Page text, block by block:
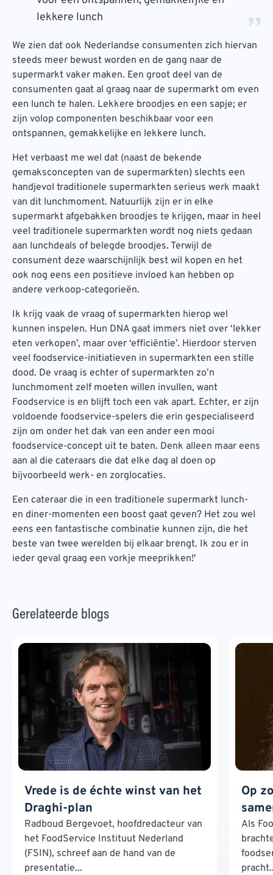
lekkere lunch
We zien dat ook Nederlandse consumenten zich hiervan
steeds meer bewust worden en de gang naar de
supermarkt vaker maken. Een groot deel van de
consumenten gaat al graag naar de supermarkt om even
een lunch te halen. Lekkere broodjes en een sapje; er
zijn volop componenten beschikbaar voor een
ontspannen, gemakkelijke en lekkere lunch.
Het verbaast me wel dat (naast de bekende
gemaksconcepten van de supermarkten) slechts een
handjevol traditionele supermarkten serieus werk maakt
van dit lunchmoment. Natuurlijk zijn er in elke
supermarkt afgebakken broodjes te krijgen, maar in heel
veel traditionele supermarkten wordt nog niets gedaan
aan lunchdeals of belegde broodjes. Terwijl de
consument deze waarschijnlijk best wil kopen en het
ook nog eens een positieve invloed kan hebben op
andere verkoop-categorieën.
Ik krijg vaak de vraag of supermarkten hierop wel
kunnen inspelen. Hun DNA gaat immers niet over ‘lekker
eten verkopen’, maar over ‘efficiëntie’. Hierdoor sterven
veel foodservice-initiatieven in supermarkten een stille
dood. De vraag is echter of supermarkten zo’n
lunchmoment zelf moeten willen invullen, want
Foodservice is en blijft toch een vak apart. Echter, er zijn
voldoende foodservice-spelers die erin gespecialiseerd
zijn om onder het dak van een ander een mooi
foodservice-concept uit te baten. Denk alleen maar eens
aan al die cateraars die dat elke dag al doen op
bijvoorbeeld werk- en zorglocaties.
Een cateraar die in een traditionele supermarkt lunch-
en diner-momenten een boost gaat geven? Het zou wel
eens een fantastische combinatie kunnen zijn, die het
beste van twee werelden bij elkaar brengt. Ik zou er in
ieder geval graag een vorkje meeprikken!'
Gerelateerde blogs
Vrede is de échte winst van het
Draghi-plan
Radboud Bergevoet, hoofdredacteur van
het FoodService Instituut Nederland
(FSIN), schreef aan de hand van de
presentatie...
Op
Als